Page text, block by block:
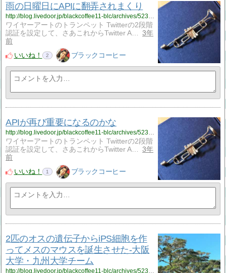
雨の日曜日にAPIに翻弄されまくり
ワイヤーアートのトランペット Twitterの2段階
認証を設定して、さあこれからTwitter A…
3年
前
いいね！
2 ブラックコーヒー
APIが再び重要になるのかな
http://blog.livedoor.jp/blackcoffee11-blc/archives/52394803.html
ワイヤーアートのトランペット Twitterの2段階
認証を設定して、さあこれからTwitter A…
3年
前
いいね！
1 ブラックコーヒー
2匹のオスの遺伝子からiPS細胞を作
ってメスのマウスを誕生させた-大阪
大学・九州大学チーム
http://blog.livedoor.jp/blackcoffee11-blc/archives/52394798.html